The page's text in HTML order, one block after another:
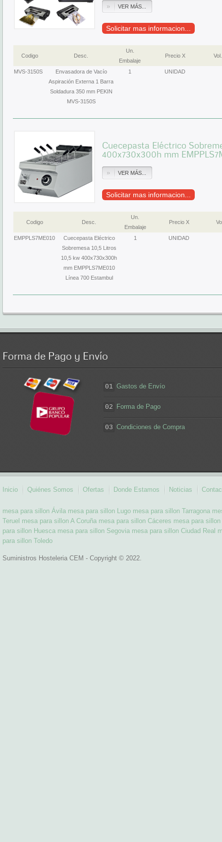
VER MÁS...
Solicitar mas informacion...
Codigo Desc.
Un.
Embalaje
Precio X Vol.
MVS-3150S
Envasadora de Vacío
Aspiración Externa 1 Barra
Soldadura 350 mm PEKIN
MVS-3150S
1 UNIDAD
Cuecepasta Eléctrico
400x730x300h mm
VER MÁS...
Solicitar mas informacion...
Codigo Desc.
Un.
Embalaje
Precio X
EMPPLS7ME010
Cuecepasta Eléctrico
Sobremesa 10,5 Litros
10,5 kw 400x730x300h
mm EMPPLS7ME010
Línea 700 Estambul
1 UNIDAD
Forma de Pago y Envío
01 Gastos de Envío
02 Forma de Pago
03 Condiciones de Compra
Inicio Quiénes Somos Ofertas Donde Estamos Noticias
mesa para sillon Ávila mesa para sillon Lugo mesa para sillon Tarragona
Teruel mesa para sillon A Coruña mesa para sillon Cáceres mesa para
para sillon Huesca mesa para sillon Segovia mesa para sillon Ciudad Real
para sillon Toledo
Suministros Hosteleria CEM - Copyright © 2022.